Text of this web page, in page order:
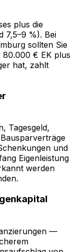
plus die
7,5–9 %). Bei
sollten Sie
80.000 € EK plus
hat, zahlt
Tagesgeld,
und
Eigenleistung
werden
—